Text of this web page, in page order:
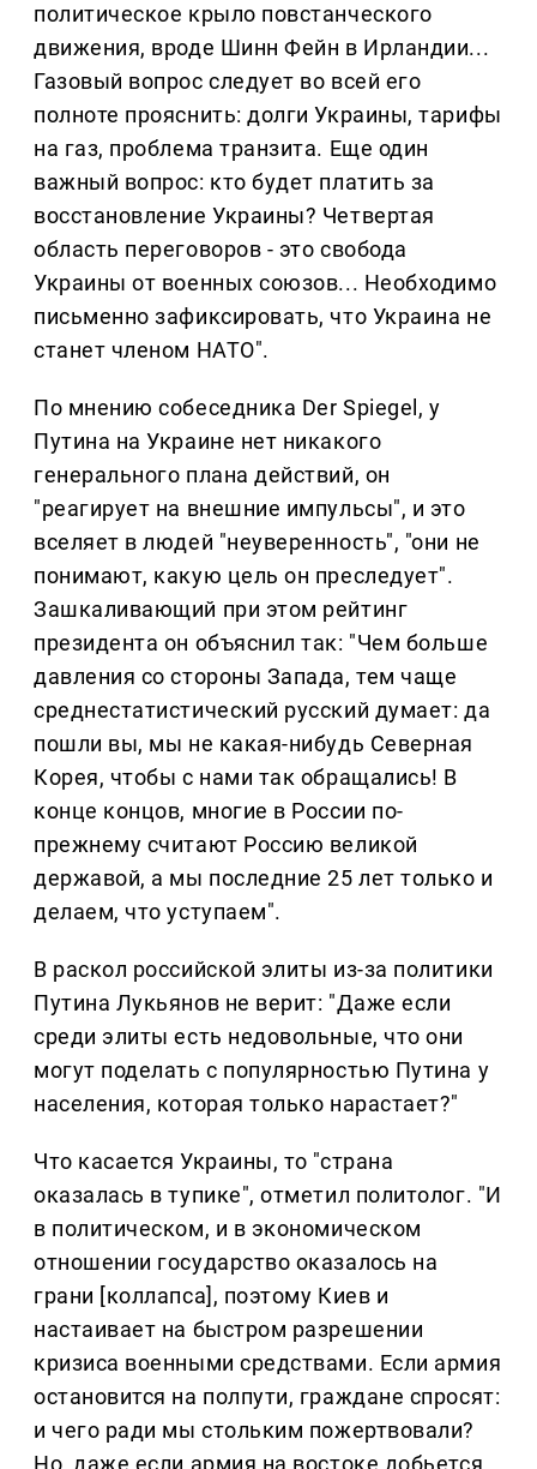
политическое крыло повстанческого
движения, вроде Шинн Фейн в Ирландии...
Газовый вопрос следует во всей его
полноте прояснить: долги Украины, тарифы
на газ, проблема транзита. Еще один
важный вопрос: кто будет платить за
восстановление Украины? Четвертая
область переговоров - это свобода
Украины от военных союзов... Необходимо
письменно зафиксировать, что Украина не
станет членом НАТО".
По мнению собеседника Der Spiegel, у
Путина на Украине нет никакого
генерального плана действий, он
"реагирует на внешние импульсы", и это
вселяет в людей "неуверенность", "они не
понимают, какую цель он преследует".
Зашкаливающий при этом рейтинг
президента он объяснил так: "Чем больше
давления со стороны Запада, тем чаще
среднестатистический русский думает: да
пошли вы, мы не какая-нибудь Северная
Корея, чтобы с нами так обращались! В
конце концов, многие в России по-
прежнему считают Россию великой
державой, а мы последние 25 лет только и
делаем, что уступаем".
В раскол российской элиты из-за политики
Путина Лукьянов не верит: "Даже если
среди элиты есть недовольные, что они
могут поделать с популярностью Путина у
населения, которая только нарастает?"
Что касается Украины, то "страна
оказалась в тупике", отметил политолог. "И
в политическом, и в экономическом
отношении государство оказалось на
грани [коллапса], поэтому Киев и
настаивает на быстром разрешении
кризиса военными средствами. Если армия
остановится на полпути, граждане спросят:
и чего ради мы стольким пожертвовали?
Но, даже если армия на востоке добьется